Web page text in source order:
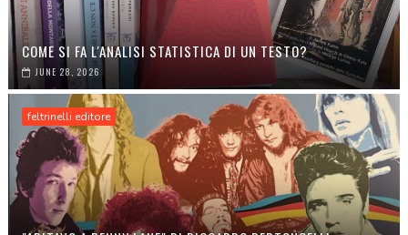
COME SI FA L'ANALISI STATISTICA DI UN TESTO?
JUNE 28, 2026
feltrinelli editore